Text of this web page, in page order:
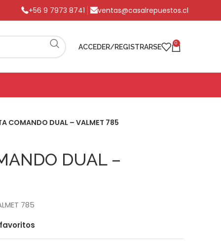
+56 9 7973 8741 ventas@casalrepuestos.cl
ACCEDER/REGISTRARSE 0
COMANDO DUAL – VALMET 785
DUAL –
785